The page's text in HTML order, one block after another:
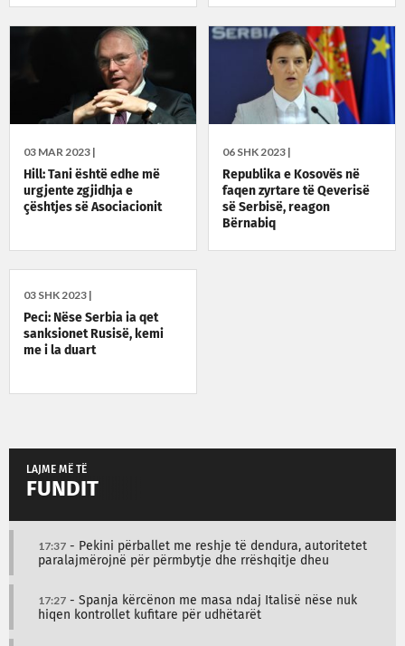
03 MAR 2023 |
Hill: Tani është edhe më
urgjente zgjidhja e
çështjes së Asociacionit
06 SHK 2023 |
Republika e Kosovës në
faqen zyrtare të Qeverisë
së Serbisë, reagon
Bërnabiq
03 SHK 2023 |
Peci: Nëse Serbia ia qet
sanksionet Rusisë, kemi
me i la duart
LAJME MË TË
FUNDIT
17:37 - Pekini përballet me reshje të dendura, autoritetet
paralajmërojnë për përmbytje dhe rrëshqitje dheu
17:27 - Spanja kërcënon me masa ndaj Italisë nëse nuk
hiqen kontrollet kufitare për udhëtarët